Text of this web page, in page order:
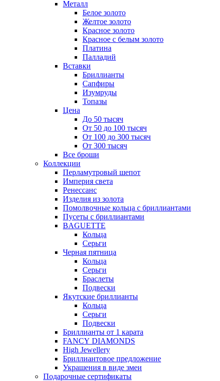
Металл
Белое золото
Желтое золото
Красное золото
Красное с белым золото
Платина
Палладий
Вставки
Бриллианты
Сапфиры
Изумруды
Топазы
Цена
До 50 тысяч
От 50 до 100 тысяч
От 100 до 300 тысяч
От 300 тысяч
Все броши
Коллекции
Перламутровый шепот
Империя света
Ренессанс
Изделия из золота
Помолвочные кольца с бриллиантами
Пусеты с бриллиантами
BAGUETTE
Кольца
Серьги
Черная пятница
Кольца
Серьги
Браслеты
Подвески
Якутские бриллианты
Кольца
Серьги
Подвески
Бриллианты от 1 карата
FANCY DIAMONDS
High Jewellery
Бриллиантовое предложение
Украшения в виде змеи
Подарочные сертификаты